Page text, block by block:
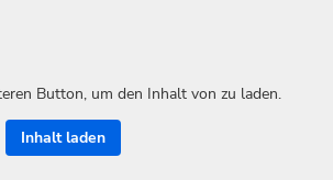
Button, um den Inhalt von zu laden.
Inhalt laden